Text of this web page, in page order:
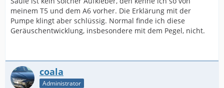
meinem T5 und dem A6 vorher. Die Erklärung mit der
Pumpe klingt aber schlüssig. Normal finde ich diese
Geräuschentwicklung, insbesondere mit dem Pegel, nicht.
coala
Administrator